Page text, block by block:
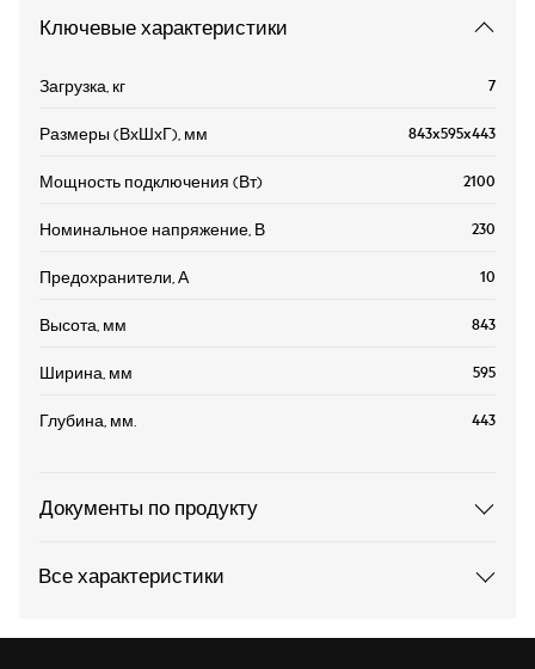
Ключевые характеристики
Загрузка, кг 7
Размеры (ВхШхГ), мм 843x595x443
Мощность подключения (Вт) 2100
Номинальное напряжение, В 230
Предохранители, А 10
Высота, мм 843
Ширина, мм 595
Глубина, мм. 443
Документы по продукту
Все характеристики